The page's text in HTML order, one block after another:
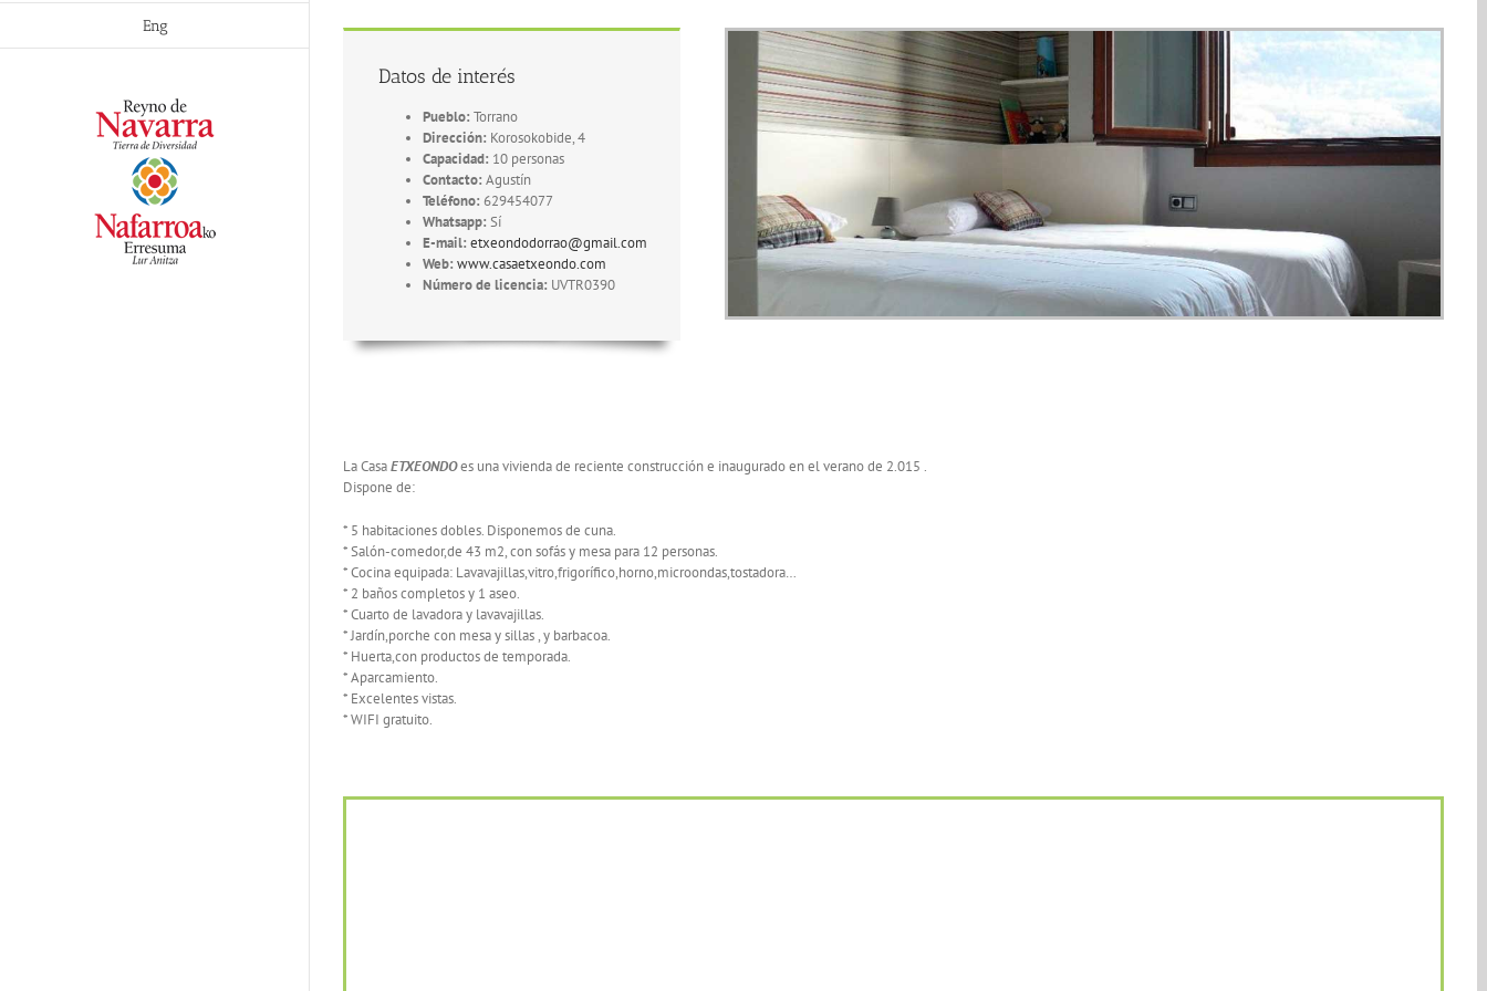
Eng
Datos de interés
Pueblo: Torrano
Dirección: Korosokobide, 4
Capacidad: 10 personas
Contacto: Agustín
Teléfono: 629454077
Whatsapp: Sí
E-mail: etxeondodorrao@gmail.com
Web: www.casaetxeondo.com
Número de licencia: UVTR0390
La CasaETXEONDOes una vivienda de reciente construcción e inaugurado en el verano de 2.015 .
Dispone de:
* 5 habitaciones dobles. Disponemos de cuna.
* Salón-comedor,de 43 m2, con sofás y mesa para 12 personas.
* Cocina equipada: Lavavajillas,vitro,frigorífico,horno,microondas,tostadora…
* 2 baños completos y 1 aseo.
* Cuarto de lavadora y lavavajillas.
* Jardín,porche con mesa y sillas , y barbacoa.
* Huerta,con productos de temporada.
* Aparcamiento.
* Excelentes vistas.
* WIFI gratuito.